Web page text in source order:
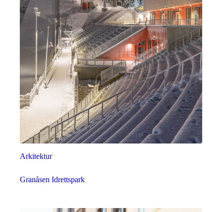
Arkitektur
Granåsen Idrettspark